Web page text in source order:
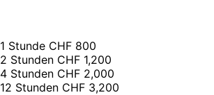
1 Stunde CHF 800
2 Stunden CHF 1,200
4 Stunden CHF 2,000
12 Stunden CHF 3,200